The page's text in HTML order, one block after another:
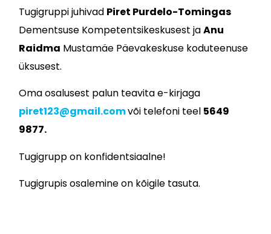
Tugigruppi juhivad Piret Purdelo-Tomingas
Dementsuse Kompetentsikeskusest jaAnu
Raidma Mustamäe Päevakeskuse koduteenuse
üksusest.
Oma osalusest palun teavita e-kirjaga
piret123@gmail.comvõi telefoni teel 5649
9877.
Tugigrupp on konfidentsiaalne!
Tugigrupis osalemine on kõigile tasuta.